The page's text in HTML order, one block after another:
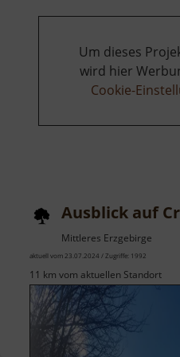
Um dieses
wird hier
Cookie-
Ausblick auf
Mittleres Erzgebirge
aktuell vom 23.07.2024 / Zugriffe: 1992
11 km vom aktuellen Standort